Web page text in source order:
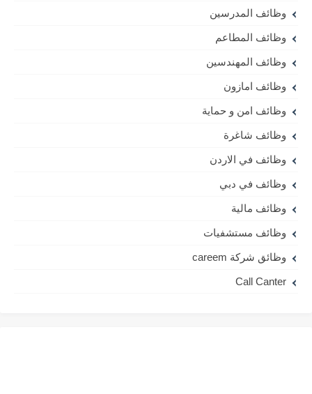
وظائف المدرسين
وظائف المطاعم
وظائف المهندسين
وظائف امازون
وظائف امن و حماية
وظائف شاغرة
وظائف في الاردن
وظائف في دبي
وظائف مالية
وظائف مستشفيات
وظائق شركة careem
Call Canter